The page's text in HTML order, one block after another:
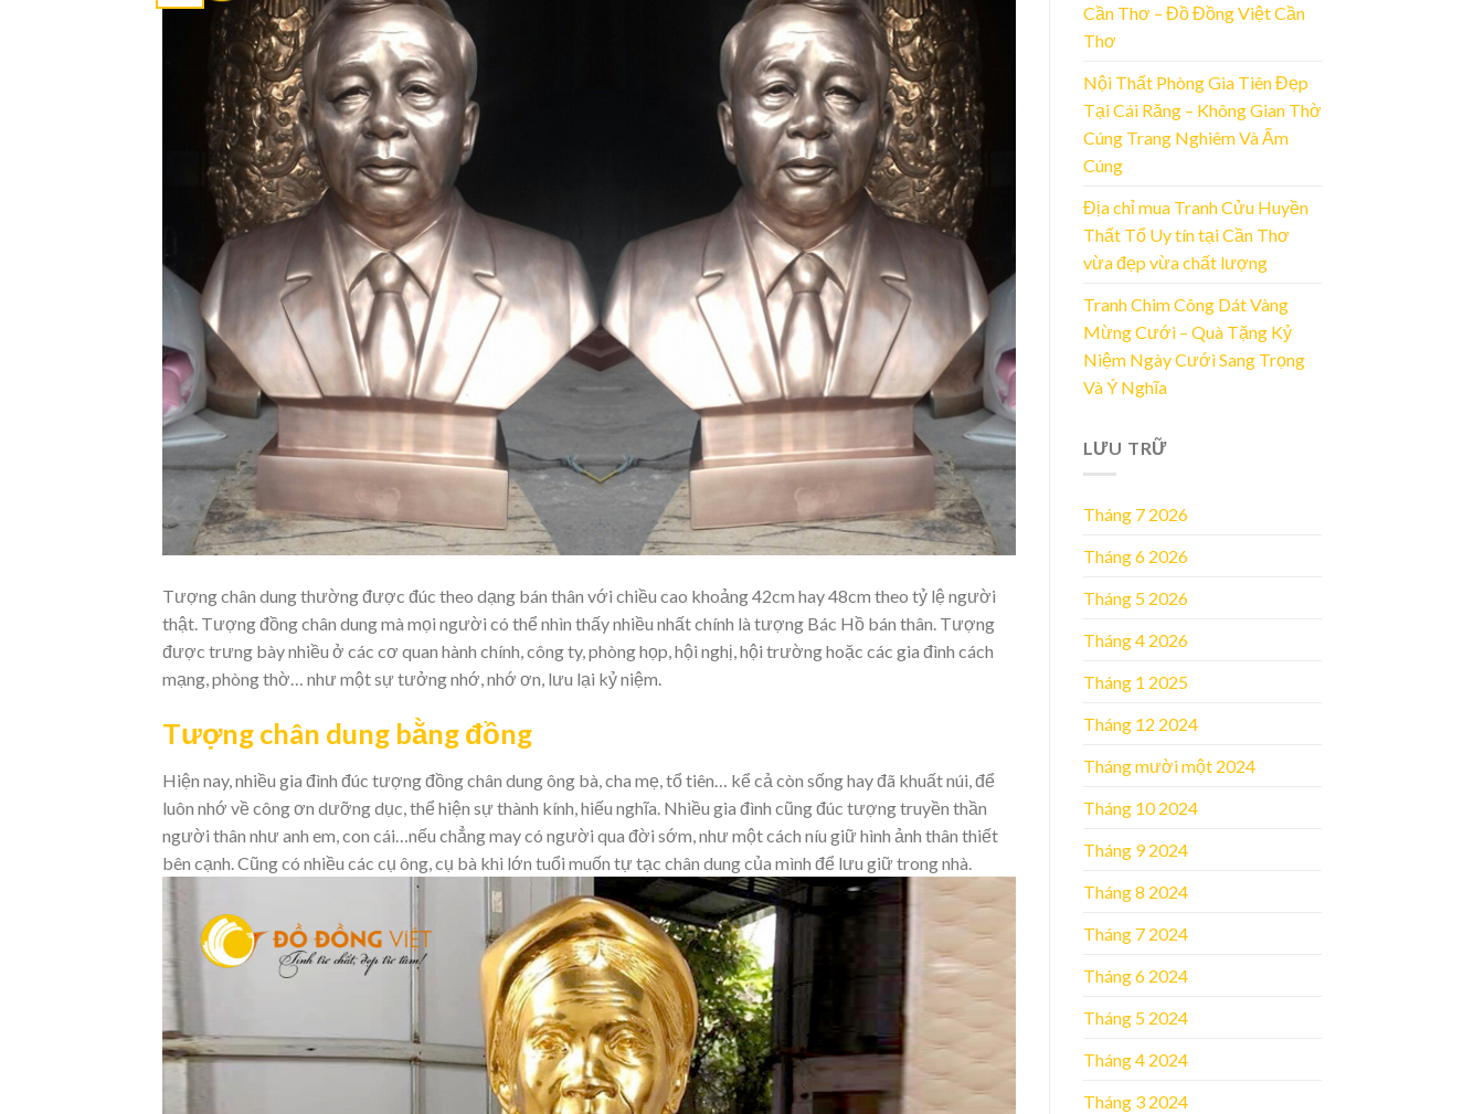
Tượng chân dung thường được đúc theo dạng bán thân với chiều cao khoảng 42cm hay 48cm theo tỷ lệ người
thật. Tượng đồng chân dung mà mọi người có thể nhìn thấy nhiều nhất chính là tượng Bác Hồ bán thân. Tượng
được trưng bày nhiều ở các cơ quan hành chính, công ty, phòng họp, hội nghị, hội trường hoặc các gia đình cách
mạng, phòng thờ… như một sự tưởng nhớ, nhớ ơn, lưu lại kỷ niệm.
Tượng chân dung bằng đồng
Hiện nay, nhiều gia đình đúc tượng đồng chân dung ông bà, cha mẹ, tổ tiên… kể cả còn sống hay đã khuất núi, để
luôn nhớ về công ơn dưỡng dục, thể hiện sự thành kính, hiếu nghĩa. Nhiều gia đình cũng đúc tượng truyền thần
người thân như anh em, con cái…nếu chẳng may có người qua đời sớm, như một cách níu giữ hình ảnh thân thiết
bên cạnh. Cũng có nhiều các cụ ông, cụ bà khi lớn tuổi muốn tự tạc chân dung của mình để lưu giữ trong nhà.
Cần Thơ – Đồ Đồng Việt Cần
Thơ
Nội Thất Phòng Gia Tiên Đẹp
Tại Cái Răng – Không Gian Thờ
Cúng Trang Nghiêm Và Ấm
Cúng
Địa chỉ mua Tranh Cửu Huyền
Thất Tổ Uy tín tại Cần Thơ
vừa đẹp vừa chất lượng
Tranh Chim Công Dát Vàng
Mừng Cưới – Quà Tặng Kỷ
Niệm Ngày Cưới Sang Trọng
Và Ý Nghĩa
LƯU TRỮ
Tháng 7 2026
Tháng 6 2026
Tháng 5 2026
Tháng 4 2026
Tháng 1 2025
Tháng 12 2024
Tháng mười một 2024
Tháng 10 2024
Tháng 9 2024
Tháng 8 2024
Tháng 7 2024
Tháng 6 2024
Tháng 5 2024
Tháng 4 2024
Tháng 3 2024